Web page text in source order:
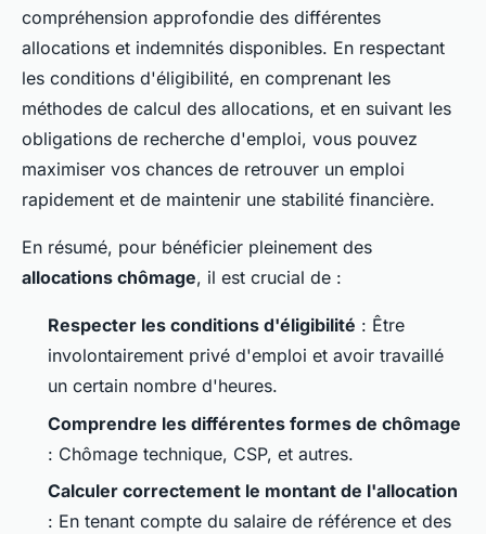
compréhension approfondie des différentes
allocations et indemnités disponibles. En respectant
les conditions d'éligibilité, en comprenant les
méthodes de calcul des allocations, et en suivant les
obligations de recherche d'emploi, vous pouvez
maximiser vos chances de retrouver un emploi
rapidement et de maintenir une stabilité financière.
En résumé, pour bénéficier pleinement des
allocations chômage, il est crucial de :
Respecter les conditions d'éligibilité : Être
involontairement privé d'emploi et avoir travaillé
un certain nombre d'heures.
Comprendre les différentes formes de chômage
: Chômage technique, CSP, et autres.
Calculer correctement le montant de l'allocation
: En tenant compte du salaire de référence et des